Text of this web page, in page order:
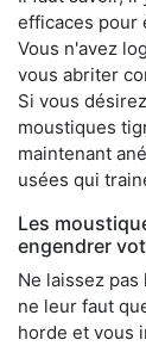
efficaces pour
Vous n'avez
vous abriter
Si vous
moustiques
maintenant
usées qui
Les
engendrer
Ne laissez
ne leur faut
horde et vous